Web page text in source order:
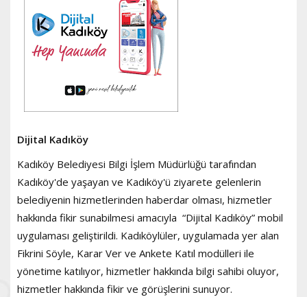
Dijital Kadıköy
Kadıköy Belediyesi Bilgi İşlem Müdürlüğü tarafından
Kadıköy'de yaşayan ve Kadıköy'ü ziyarete gelenlerin
belediyenin hizmetlerinden haberdar olması, hizmetler
hakkında fikir sunabilmesi amacıyla “Dijital Kadıköy” mobil
uygulaması geliştirildi. Kadıköylüler, uygulamada yer alan
Fikrini Söyle, Karar Ver ve Ankete Katıl modülleri ile
yönetime katılıyor, hizmetler hakkında bilgi sahibi oluyor,
hizmetler hakkında fikir ve görüşlerini sunuyor.